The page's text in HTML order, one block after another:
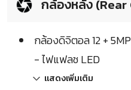
กล้องหลัง (Rear
กล้องดิจิตอล 12 +
- ไฟแฟลช LED
แสดงเพิ่มเติม